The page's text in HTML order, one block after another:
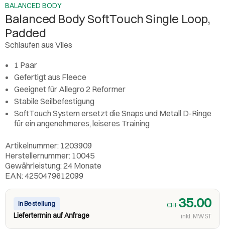
BALANCED BODY
Balanced Body SoftTouch Single Loop,
Padded
Schlaufen aus Vlies
1 Paar
Gefertigt aus Fleece
Geeignet für Allegro 2 Reformer
Stabile Seilbefestigung
SoftTouch System ersetzt die Snaps und Metall D-Ringe
für ein angenehmeres, leiseres Training
Artikelnummer: 1203909
Herstellernummer: 10045
Gewährleistung: 24 Monate
EAN: 4250479612099
In Bestellung
Liefertermin auf Anfrage
CHF35.00
inkl. MWST